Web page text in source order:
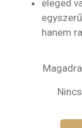
eleged
hanem